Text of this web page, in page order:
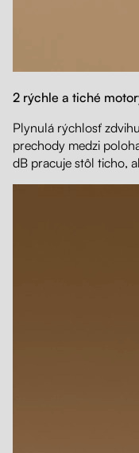
2 rýchle a tiché
Plynulá rýchlosť
prechody medzi
dB pracuje stôl ticho,